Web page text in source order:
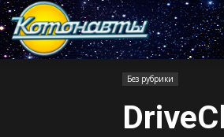
Котонавты
Без рубрики